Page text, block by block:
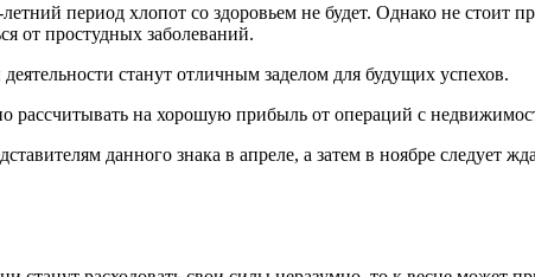
период хлопот со здоровьем не будет. Однако не стоит
от простудных заболеваний.
станут отличным заделом для будущих успехов.
рассчитывать на хорошую прибыль от операций с
данного знака в апреле, а затем в ноябре следует